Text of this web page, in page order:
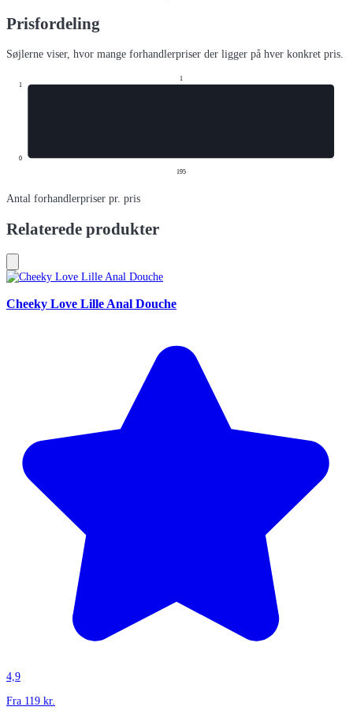
Prisfordeling
Søjlerne viser, hvor mange forhandlerpriser der ligger på hver konkret pris.
0
1
1
195
Antal forhandlerpriser pr. pris
Relaterede produkter
Cheeky Love Lille Anal Douche
4,9
Fra 119 kr.